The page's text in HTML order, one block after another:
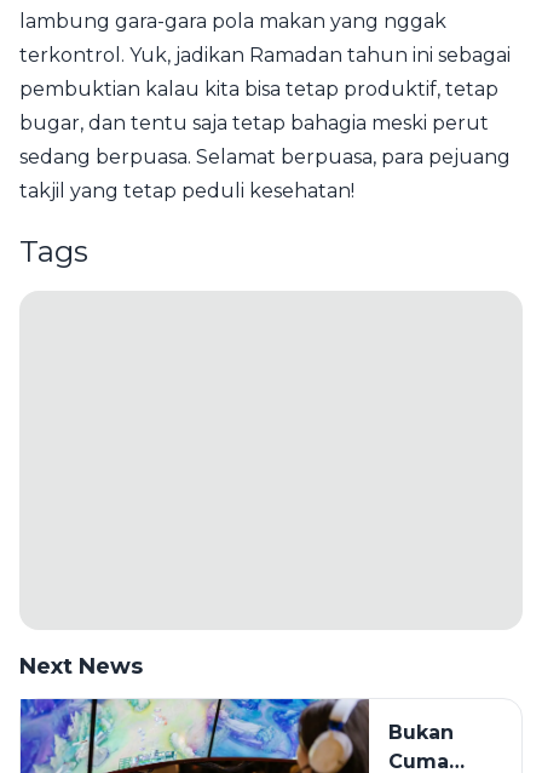
lambung gara-gara pola makan yang nggak
terkontrol. Yuk, jadikan Ramadan tahun ini sebagai
pembuktian kalau kita bisa tetap produktif, tetap
bugar, dan tentu saja tetap bahagia meski perut
sedang berpuasa. Selamat berpuasa, para pejuang
takjil yang tetap peduli kesehatan!
Tags
Next News
Bukan
Cuma